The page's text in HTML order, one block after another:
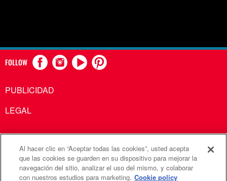
FOLLOW
PUBLICIDAD
LEGAL
Comunicaciones Metodistas Unidas es una agencia de la
Iglesia Metodista Unida
Al hacer clic en “Aceptar todas las cookies”, usted acepta
que las cookies se guarden en su dispositivo para mejorar la
navegación del sitio, analizar el uso del mismo, y colaborar
con nuestros estudios para marketing. Cookie policy